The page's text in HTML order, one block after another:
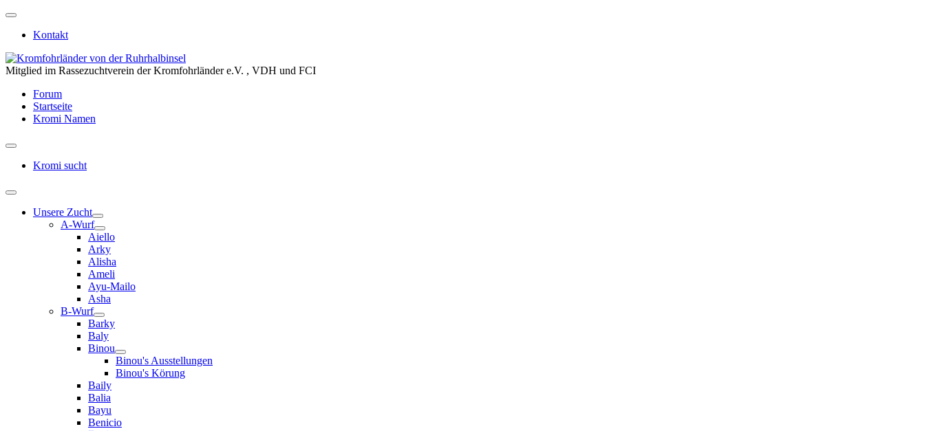
Kontakt
Mitglied im Rassezuchtverein der Kromfohrländer e.V. , VDH und FCI
Forum
Startseite
Kromi Namen
Kromi sucht
Unsere Zucht
A-Wurf
Aiello
Arky
Alisha
Ameli
Ayu-Mailo
Asha
B-Wurf
Barky
Baly
Binou
Binou's Ausstellungen
Binou's Körung
Baily
Balia
Bayu
Benicio